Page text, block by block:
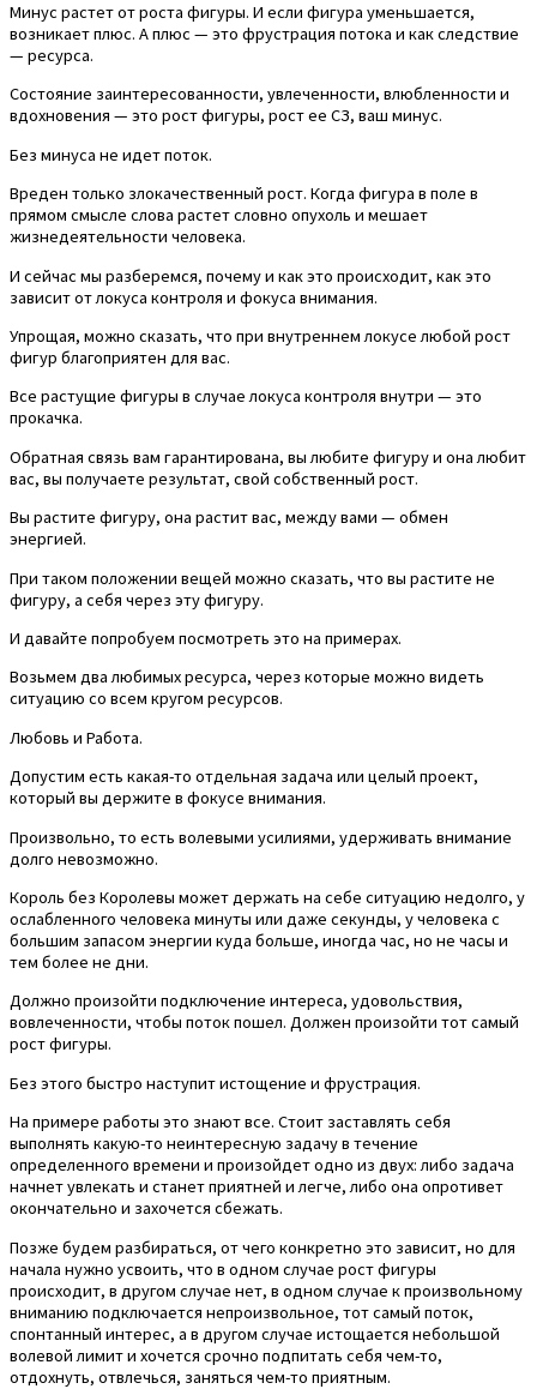
Минус растет от роста фигуры. И если фигура уменьшается,
возникает плюс. А плюс — это фрустрация потока и как следствие
— ресурса.
Состояние заинтересованности, увлеченности, влюбленности и
вдохновения — это рост фигуры, рост ее СЗ, ваш минус.
Без минуса не идет поток.
Вреден только злокачественный рост. Когда фигура в поле в
прямом смысле слова растет словно опухоль и мешает
жизнедеятельности человека.
И сейчас мы разберемся, почему и как это происходит, как это
зависит от локуса контроля и фокуса внимания.
Упрощая, можно сказать, что при внутреннем локусе любой рост
фигур благоприятен для вас.
Все растущие фигуры в случае локуса контроля внутри — это
прокачка.
Обратная связь вам гарантирована, вы любите фигуру и она любит
вас, вы получаете результат, свой собственный рост.
Вы растите фигуру, она растит вас, между вами — обмен
энергией.
При таком положении вещей можно сказать, что вы растите не
фигуру, а себя через эту фигуру.
И давайте попробуем посмотреть это на примерах.
Возьмем два любимых ресурса, через которые можно видеть
ситуацию со всем кругом ресурсов.
Любовь и Работа.
Допустим есть какая-то отдельная задача или целый проект,
который вы держите в фокусе внимания.
Произвольно, то есть волевыми усилиями, удерживать внимание
долго невозможно.
Король без Королевы может держать на себе ситуацию недолго, у
ослабленного человека минуты или даже секунды, у человека с
большим запасом энергии куда больше, иногда час, но не часы и
тем более не дни.
Должно произойти подключение интереса, удовольствия,
вовлеченности, чтобы поток пошел. Должен произойти тот самый
рост фигуры.
Без этого быстро наступит истощение и фрустрация.
На примере работы это знают все. Стоит заставлять себя
выполнять какую-то неинтересную задачу в течение
определенного времени и произойдет одно из двух: либо задача
начнет увлекать и станет приятней и легче, либо она опротивет
окончательно и захочется сбежать.
Позже будем разбираться, от чего конкретно это зависит, но для
начала нужно усвоить, что в одном случае рост фигуры
происходит, в другом случае нет, в одном случае к произвольному
вниманию подключается непроизвольное, тот самый поток,
спонтанный интерес, а в другом случае истощается небольшой
волевой лимит и хочется срочно подпитать себя чем-то,
отдохнуть, отвлечься, заняться чем-то приятным.